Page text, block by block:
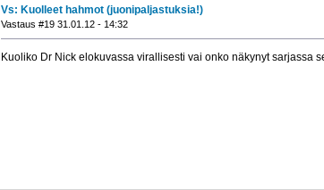
Vs: Kuolleet hahmot (juonipaljastuksia!)
Vastaus #19 31.01.12 - 14:32
Kuoliko Dr Nick elokuvassa virallisesti vai onko näkynyt sarjassa